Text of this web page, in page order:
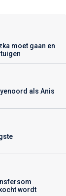
moet gaan en
als Anis
wordt